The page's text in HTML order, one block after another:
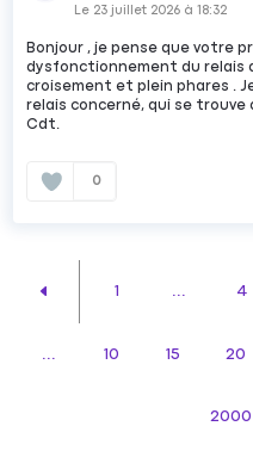
Le 23 juillet 2026 à18:32
Bonjour , je pense que votre
dysfonctionnement du relais
croisement et plein phares .
relais concerné, qui se
Cdt.
0
1 ... 4
... 10 15 20
2000